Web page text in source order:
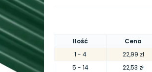
Ilość Cena
1 - 4 22,99 zł
5 - 14 22,53 zł